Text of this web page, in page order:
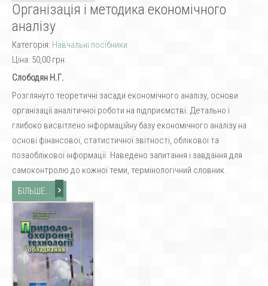
Організація і методика економічного
аналізу
Категорія: Навчальні посібники
Ціна: 50,00 грн.
Слободян Н.Г.
Розглянуто теоретичні засади економічного аналізу, основи
організації аналітичної роботи на підприємстві. Детально і
глибоко висвітлено інформаційну базу економічного аналізу на
основі фінансової, статистичної звітності, облікової та
позаоблікової інформації. Наведено запитання і завдання для
самоконтролю до кожної теми, термінологічний словник.
БІЛЬШЕ...